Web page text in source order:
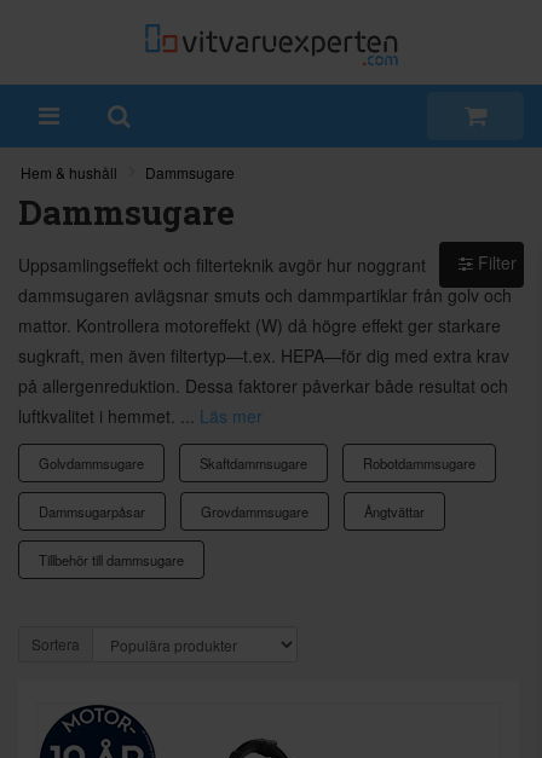
Hem & hushåll Dammsugare
Dammsugare
Uppsamlingseffekt och filterteknik avgör hur noggrant
dammsugaren avlägsnar smuts och dammpartiklar från golv och
mattor. Kontrollera motoreffekt (W) då högre effekt ger starkare
sugkraft, men även filtertyp—t.ex. HEPA—för dig med extra krav
på allergenreduktion. Dessa faktorer påverkar både resultat och
luftkvalitet i hemmet. ... Läs mer
Golvdammsugare Skaftdammsugare Robotdammsugare
Dammsugarpåsar Grovdammsugare Ångtvättar
Tillbehör till dammsugare
Sortera
Filter